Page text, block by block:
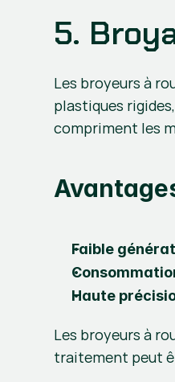
5.
Les broyeurs à
plastiques
compriment les
Faible
Haute
Les broyeurs à
traitement peut